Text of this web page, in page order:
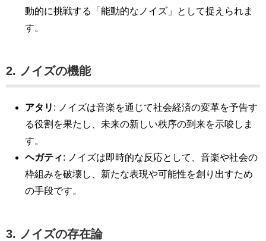
動的に挑戦する「能動的なノイズ」として捉えられま
す​。
2. ノイズの機能
アタリ : ノイズは音楽を通じて社会経済の変革を予告す
る役割を果たし、未来の新しい秩序の到来を示唆しま
す。
ヘガティ: ノイズは即時的な反応として、音楽や社会の
枠組みを破壊し、新たな表現や可能性を創り出すため
の手段です。
3. ノイズの存在論